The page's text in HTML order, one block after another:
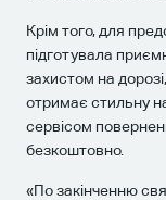
Крім того, для
підготувала
захистом на
отримає стильну
сервісом
безкоштовно.
«По закінченню